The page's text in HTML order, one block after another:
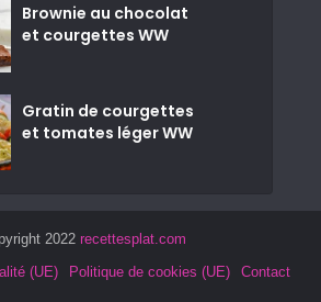
Brownie au chocolat
et courgettes WW
Gratin de courgettes
et tomates léger WW
2022 recettesplat.com
(UE)
Politique de cookies (UE)
Contact